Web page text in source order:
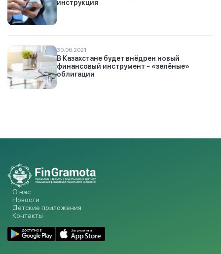
инструкция
30.06.2021
В Казахстане будет внёдрен новый
финансовый инструмент - «зелёные»
облигации
О нас
Новости
Детские приложения
Контакты